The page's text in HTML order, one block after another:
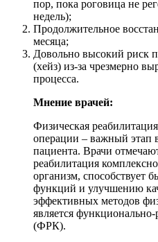
пор, пока роговица не
недель);
Продолжительное
месяца;
Довольно высокий риск
(хейз) из-за чрезмерно
процесса.
Мнение врачей:
Физическая
операции – важный этап
пациента. Врачи
реабилитация
организм, способствует
функций и улучшению
эффективных методов
является
(ФРК).